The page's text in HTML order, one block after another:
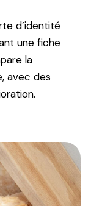
d’identité
une fiche
la
avec des